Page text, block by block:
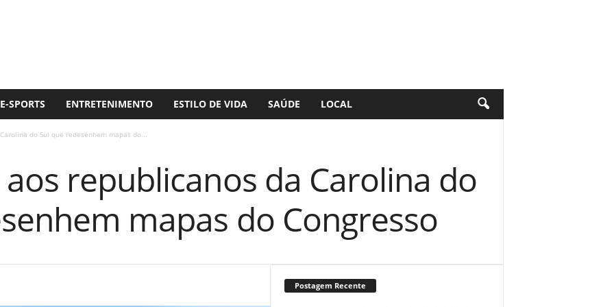
E-SPORTS ENTRETENIMENTO ESTILO DE VIDA SAÚDE LOCAL
do Sul que redesenhem mapas do...
republicanos da Carolina do
mapas do Congresso
Postagem Recente